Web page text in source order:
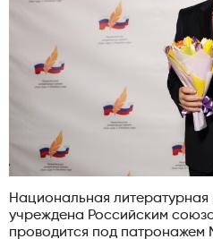
Национальная литературная
учреждена Российским
проводится под патронажем